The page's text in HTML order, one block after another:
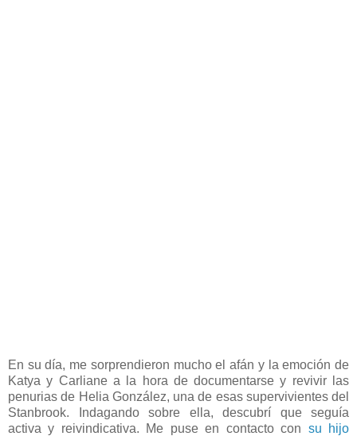
En su día, me sorprendieron mucho el afán y la emoción de
Katya y Carliane a la hora de documentarse y revivir las
penurias de Helia González, una de esas supervivientes del
Stanbrook. Indagando sobre ella, descubrí que seguía
activa y reivindicativa. Me puse en contacto con su hijo